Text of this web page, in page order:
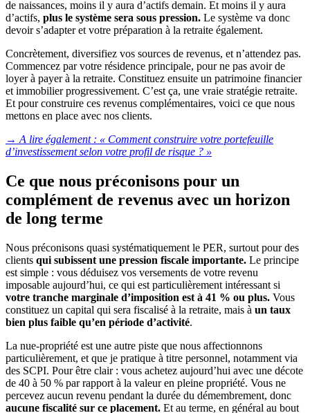
de naissances, moins il y aura d’actifs demain. Et moins il y aura
d’actifs, plus le système sera sous pression. Le système va donc
devoir s’adapter et votre préparation à la retraite également.
Concrètement, diversifiez vos sources de revenus, et n’attendez pas.
Commencez par votre résidence principale, pour ne pas avoir de
loyer à payer à la retraite. Constituez ensuite un patrimoine financier
et immobilier progressivement. C’est ça, une vraie stratégie retraite.
Et pour construire ces revenus complémentaires, voici ce que nous
mettons en place avec nos clients.
→ A lire également : « Comment construire votre portefeuille
d’investissement selon votre profil de risque ? »
Ce que nous préconisons pour un
complément de revenus avec un horizon
de long terme
Nous préconisons quasi systématiquement le PER, surtout pour des
clients qui subissent une pression fiscale importante. Le principe
est simple : vous déduisez vos versements de votre revenu
imposable aujourd’hui, ce qui est particulièrement intéressant si
votre tranche marginale d’imposition est à 41 % ou plus. Vous
constituez un capital qui sera fiscalisé à la retraite, mais à un taux
bien plus faible qu’en période d’activité.
La nue-propriété est une autre piste que nous affectionnons
particulièrement, et que je pratique à titre personnel, notamment via
des SCPI. Pour être clair : vous achetez aujourd’hui avec une décote
de 40 à 50 % par rapport à la valeur en pleine propriété. Vous ne
percevez aucun revenu pendant la durée du démembrement, donc
aucune fiscalité sur ce placement. Et au terme, en général au bout